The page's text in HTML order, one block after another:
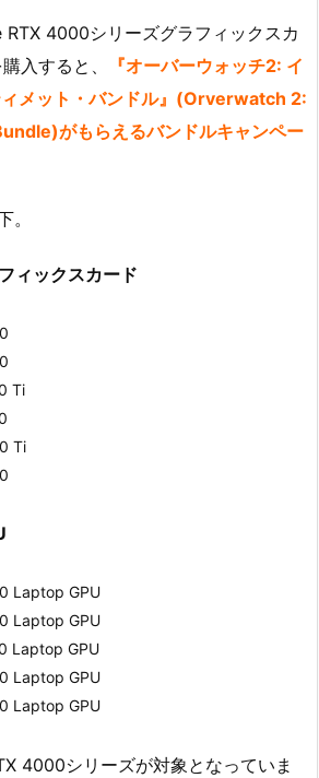
4000シリーズグラフィックスカ
入すると、
『オーバーウォッチ2: イ
ィメット・バンドル』(Orverwatch 2:
がもらえるバンドルキャンペー
。
ィックスカード
Ti
Ti
Laptop GPU
Laptop GPU
Laptop GPU
Laptop GPU
Laptop GPU
4000シリーズが対象となっていま